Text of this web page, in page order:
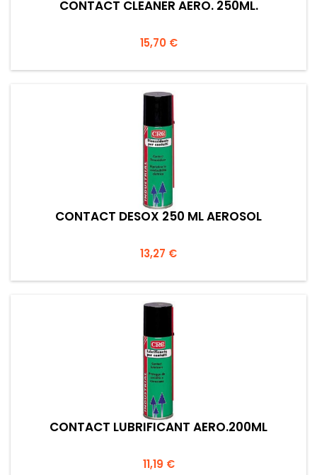
CONTACT CLEANER AERO. 250ML.
Prezzo
15,70 €
CONTACT DESOX 250 ML AEROSOL
Prezzo
13,27 €
CONTACT LUBRIFICANT AERO.200ML
Prezzo
11,19 €